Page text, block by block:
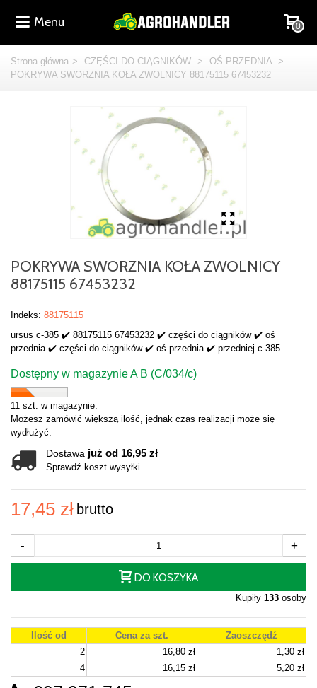
Menu 0
Strona główna > CZĘŚCI DO CIĄGNIKÓW > OŚ PRZEDNIA
>
POKRYWA SWORZNIA KOŁA ZWOLNICY 88175115 67453232
POKRYWA SWORZNIA KOŁA ZWOLNICY
88175115 67453232
Indeks: 88175115
ursus c-385 ✔️ 88175115 67453232 ✔️ części do ciągników ✔️ oś
przednia ✔️ części do ciągników ✔️ oś przednia ✔️ przedniej c-385
Dostępny w magazynie A B (C/034/c)
11 szt. w magazynie.
Możesz zamówić większą ilość, jednak czas realizacji może się
wydłużyć.
Dostawa już od 16,95 zł
Sprawdź koszt wysyłki
17,45 zł brutto
- +
DO KOSZYKA
Kupiły 133 osoby
Ilość od Cena za szt.
Zaoszczędź
2
16,80 zł
1,30 zł
4
16,15 zł 5,20 zł